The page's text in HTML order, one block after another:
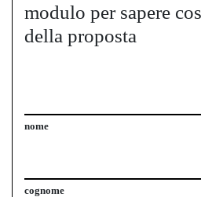
modulo per sapere
della proposta
nome
cognome